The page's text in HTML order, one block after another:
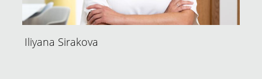
Iliyana Sirakova